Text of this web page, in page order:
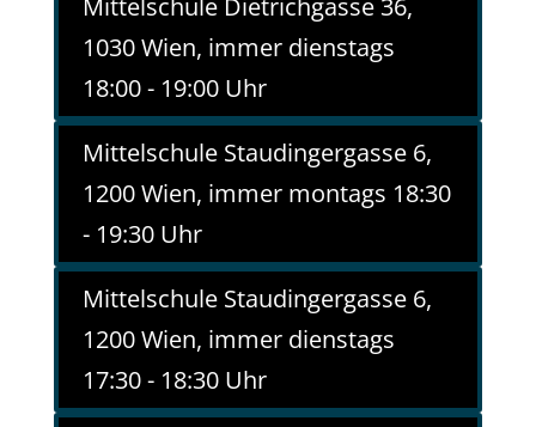
Mittelschule Dietrichgasse 36,
1030 Wien, immer dienstags
18:00 - 19:00 Uhr
Mittelschule Staudingergasse 6,
1200 Wien, immer montags 18:30
- 19:30 Uhr
Mittelschule Staudingergasse 6,
1200 Wien, immer dienstags
17:30 - 18:30 Uhr